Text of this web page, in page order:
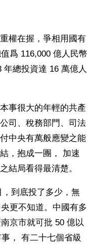
權在握，爭相用國有
爲 116,000 億人民幣
年總投資達 16 萬億人
事很大的年輕的共產
司、稅務部門、司法
中央有萬般應變之能
，抱成一團， 加速
結局看得最清楚。
到底投了多少，無
更不知道。中國有多
京市就可批 50 億以
， 有二十七個省級